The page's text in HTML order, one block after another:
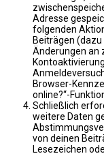
Adresse
folgenden
Beiträgen
Änderungen an
Browser-
online?“-
Schließlich
weitere Daten
von deinen
Lesezeichen